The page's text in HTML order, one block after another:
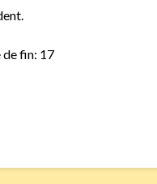
de fin: 17